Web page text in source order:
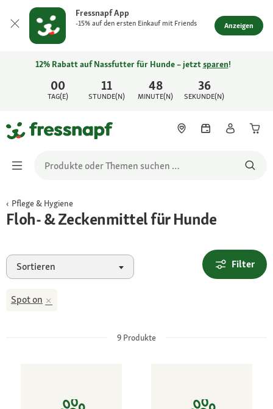
Fressnapf App
-15% auf den ersten Einkauf mit Friends Anzeigen
00
TAG(E)
11
STUNDE(N)
48
MINUTE(N)
36
SEKUNDE(N)
12% Rabatt auf Nassfutter für Hunde – jetztsparen!
Pflege & Hygiene
Floh- & Zeckenmittel für Hunde
Sortieren Filter
Spot on
9 Produkte